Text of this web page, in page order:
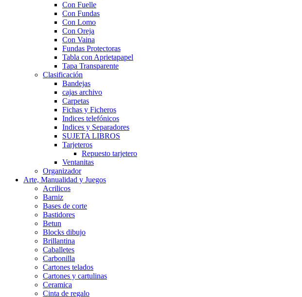
Con Fuelle
Con Fundas
Con Lomo
Con Oreja
Con Vaina
Fundas Protectoras
Tabla con Aprietapapel
Tapa Transparente
Clasificación
Bandejas
cajas archivo
Carpetas
Fichas y Ficheros
Indices telefónicos
Indices y Separadores
SUJETA LIBROS
Tarjeteros
Repuesto tarjetero
Ventanitas
Organizador
Arte, Manualidad y Juegos
Acrilicos
Barniz
Bases de corte
Bastidores
Betun
Blocks dibujo
Brillantina
Caballetes
Carbonilla
Cartones telados
Cartones y cartulinas
Ceramica
Cinta de regalo